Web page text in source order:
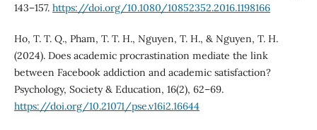
143–157. https://doi.org/10.1080/10852352.2016.1198166
Ho, T. T. Q., Pham, T. T. H., Nguyen, T. H., & Nguyen, T. H.
(2024). Does academic procrastination mediate the link
between Facebook addiction and academic satisfaction?
Psychology, Society & Education, 16(2), 62–69.
https://doi.org/10.21071/pse.v16i2.16644